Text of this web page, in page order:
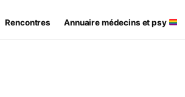
Rencontres Annuaire médecins et psy